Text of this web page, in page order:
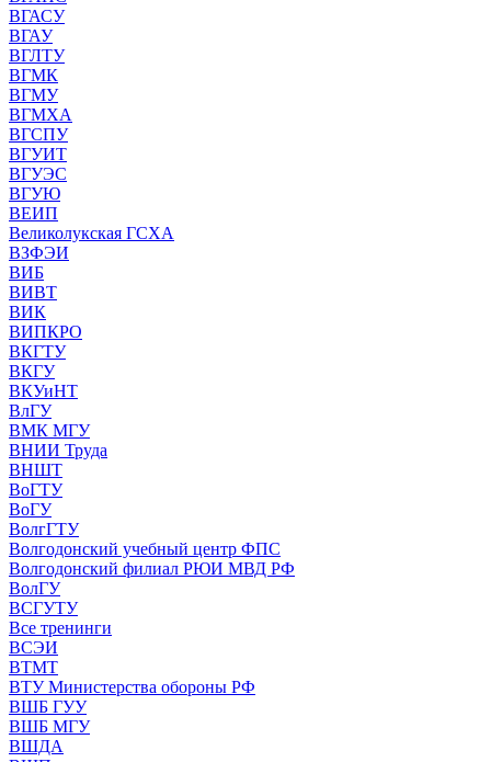
ВГАСУ
ВГАУ
ВГЛТУ
ВГМК
ВГМУ
ВГМХА
ВГСПУ
ВГУИТ
ВГУЭС
ВГУЮ
ВЕИП
Великолукская ГСХА
ВЗФЭИ
ВИБ
ВИВТ
ВИК
ВИПКРО
ВКГТУ
ВКГУ
ВКУиНТ
ВлГУ
ВМК МГУ
ВНИИ Труда
ВНШТ
ВоГТУ
ВоГУ
ВолгГТУ
Волгодонский учебный центр ФПС
Волгодонский филиал РЮИ МВД РФ
ВолГУ
ВСГУТУ
Все тренинги
ВСЭИ
ВТМТ
ВТУ Министерства обороны РФ
ВШБ ГУУ
ВШБ МГУ
ВШДА